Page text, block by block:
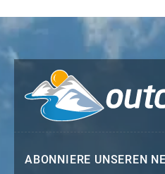
ABONNIERE UNSEREN